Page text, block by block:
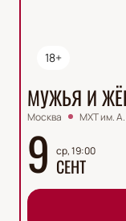
18+
МУЖЬЯ И
Москва МХТ им.
9 ср, 19:00
СЕНТ